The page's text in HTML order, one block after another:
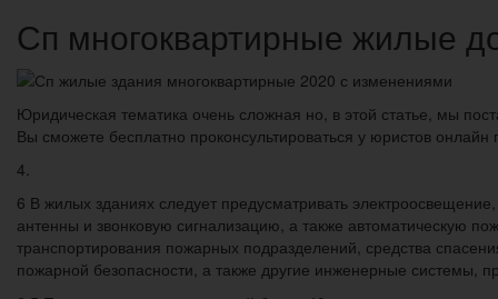
Сп многоквартирные жилые
Юридическая тематика очень сложная но, в этой статье, мы
Вы сможете бесплатно проконсультироваться у юристов
4.
6 В жилых зданиях следует предусматривать
антенны и звонковую сигнализацию, а также автоматическую
транспортирования пожарных подразделений, средства
пожарной безопасности, а также другие инженерные системы,